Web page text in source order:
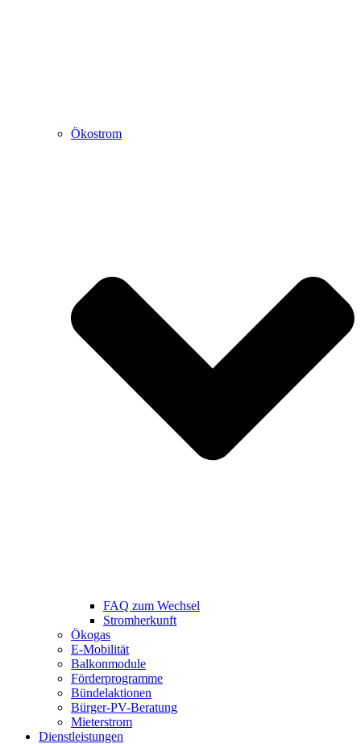
Ökostrom
FAQ zum Wechsel
Stromherkunft
Ökogas
E-Mobilität
Balkonmodule
Förderprogramme
Bündelaktionen
Bürger-PV-Beratung
Mieterstrom
Dienstleistungen